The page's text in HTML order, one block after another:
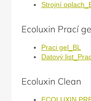
Strojní
Ecoluxin Prací
Praci gel_BL
Datový
Ecoluxin Clean